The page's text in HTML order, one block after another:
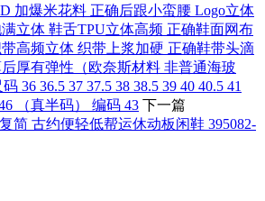
加爆米花料 正确后跟小蛮腰 Logo立体
立体 鞋舌TPU立体高频 正确鞋面网布
高频立体 织带上浆加硬 正确鞋带头滴
厚有弹性（欧奈斯材料 非普通海玻
36 36.5 37 37.5 38 38.5 39 40 40.5 41
（真半码） 编码 43 下一篇
复简 古约便轻低帮运休动板闲鞋 395082-